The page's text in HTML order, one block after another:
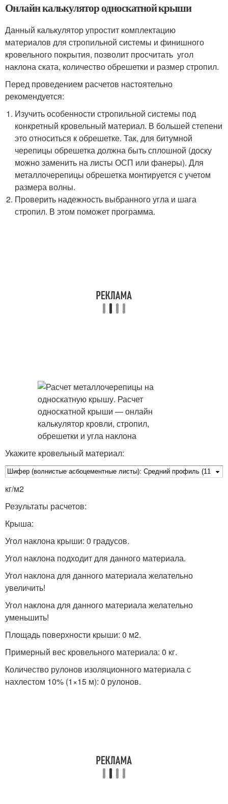
Онлайн калькулятор односкатной крыши
Данный калькулятор упростит комплектацию
материалов для стропильной системы и финишного
кровельного покрытия, позволит просчитать угол
наклона ската, количество обрешетки и размер стропил.
Перед проведением расчетов настоятельно
рекомендуется:
Изучить особенности стропильной системы под
конкретный кровельный материал. В большей степени
это относиться к обрешетке. Так, для битумной
черепицы обрешетка должна быть сплошной (доску
можно заменить на листы ОСП или фанеры). Для
металлочерепицы обрешетка монтируется с учетом
размера волны.
Проверить надежность выбранного угла и шага
стропил. В этом поможет программа.
Укажите кровельный материал:
кг/м2
Результаты расчетов:
Крыша:
Угол наклона крыши: 0 градусов.
Угол наклона подходит для данного материала.
Угол наклона для данного материала желательно
увеличить!
Угол наклона для данного материала желательно
уменьшить!
Площадь поверхности крыши: 0 м2.
Примерный вес кровельного материала: 0 кг.
Количество рулонов изоляционного материала с
нахлестом 10% (1×15 м): 0 рулонов.